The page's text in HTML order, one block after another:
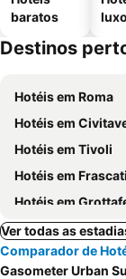
baratos
luxo
Destinos
Hotéis em Roma
Hotéis em
Hotéis em Tivoli
Hotéis em Frascati
Hotéis em
Ver todas as
Comparador de
Gasometer Urban